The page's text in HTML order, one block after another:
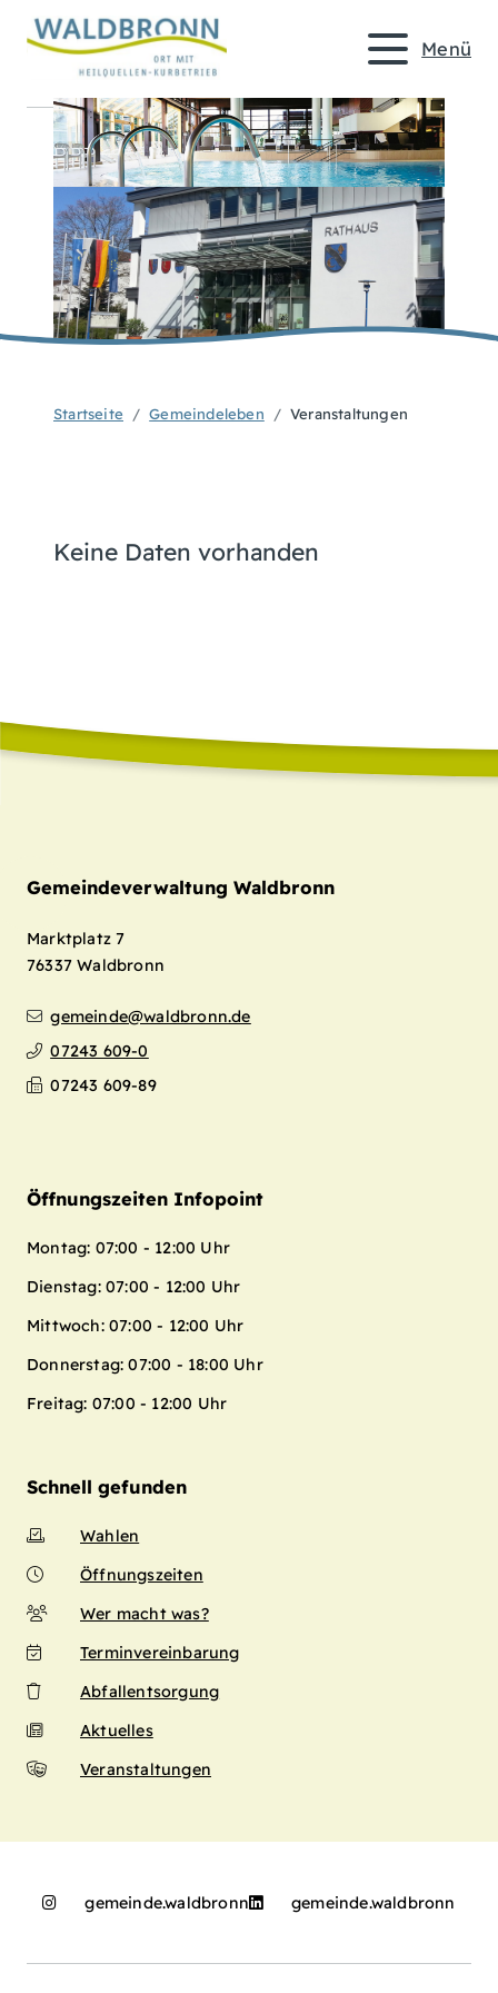
Menü
Startseite Gemeindeleben Veranstaltungen
Keine Daten vorhanden
Gemeindeverwaltung Waldbronn
Marktplatz 7
76337 Waldbronn
gemeinde@waldbronn.de
07243 609-0
07243 609-89
Öffnungszeiten Infopoint
Montag: 07:00 - 12:00 Uhr
Dienstag: 07:00 - 12:00 Uhr
Mittwoch: 07:00 - 12:00 Uhr
Donnerstag: 07:00 - 18:00 Uhr
Freitag: 07:00 - 12:00 Uhr
Schnell gefunden
Wahlen
Öffnungszeiten
Wer macht was?
Terminvereinbarung
Abfallentsorgung
Aktuelles
Veranstaltungen
gemeinde.waldbronn gemeinde.waldbronn